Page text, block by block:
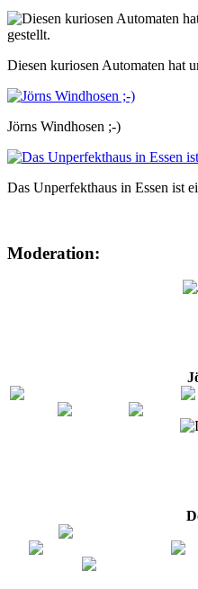
Diesen kuriosen Automaten hat
Jörns Windhosen ;-)
Das Unperfekthaus in Essen ist
Moderation: